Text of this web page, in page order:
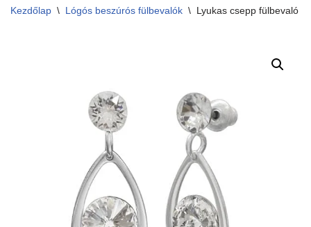
Kezdőlap \ Lógós beszúrós fülbevalók \ Lyukas csepp fülbevaló